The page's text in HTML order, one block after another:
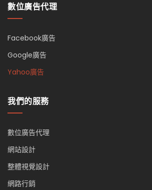
數位廣告代理
Facebook廣告
Google廣告
Yahoo廣告
我們的服務
數位廣告代理
網站設計
整體視覺設計
網路行銷